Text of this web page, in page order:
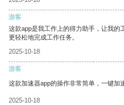
游客
这款app是我工作上的得力助手，让我的
更轻松地完成工作任务。
2025-10-18
游客
这款加速器app的操作非常简单，一键加
2025-10-18